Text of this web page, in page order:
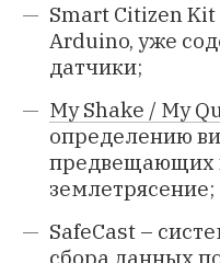
Smart Citizen Kit
Arduino, уже
датчики;
My Shake / My
определению
предвещающих
землетрясение;
SafeCast –
сбора данных